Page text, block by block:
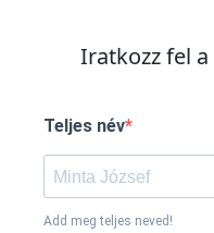
Iratkozz fel
Teljes név
Add meg teljes neved!